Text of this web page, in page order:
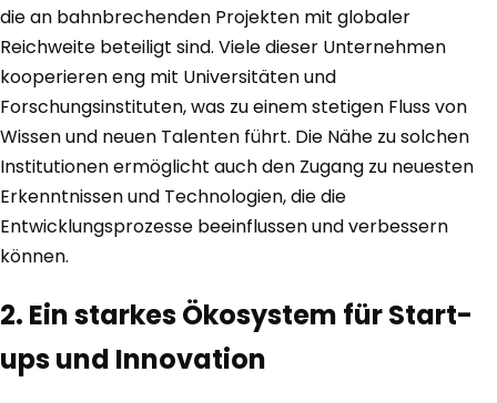
die an bahnbrechenden Projekten mit globaler
Reichweite beteiligt sind. Viele dieser Unternehmen
kooperieren eng mit Universitäten und
Forschungsinstituten, was zu einem stetigen Fluss von
Wissen und neuen Talenten führt. Die Nähe zu solchen
Institutionen ermöglicht auch den Zugang zu neuesten
Erkenntnissen und Technologien, die die
Entwicklungsprozesse beeinflussen und verbessern
können.
2. Ein starkes Ökosystem für Start-
ups und Innovation